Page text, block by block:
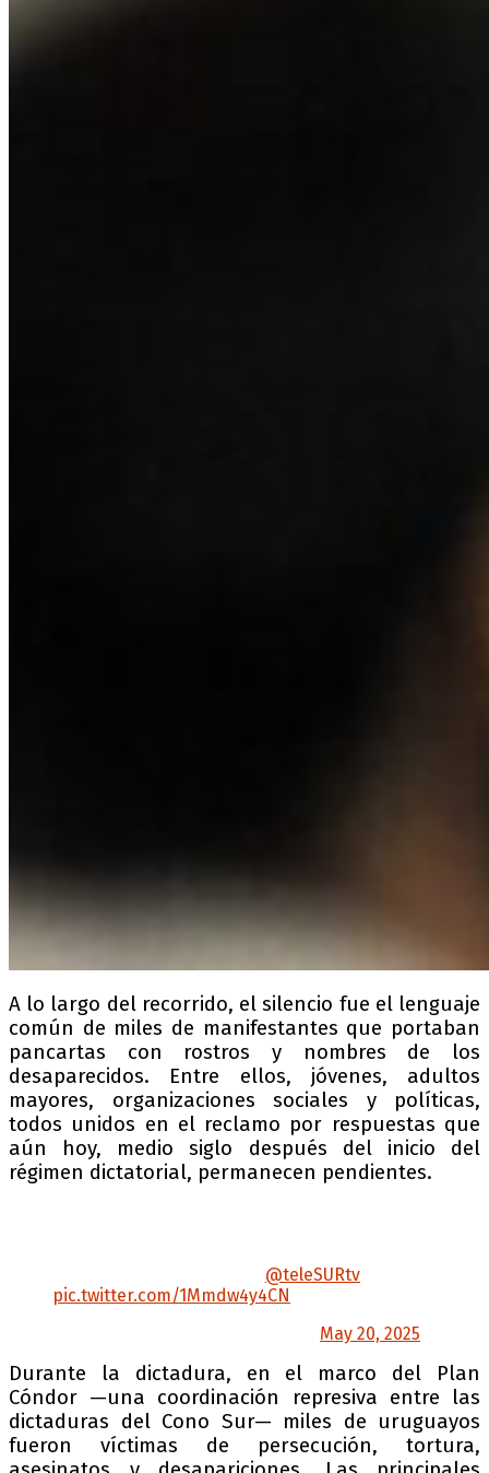
A lo largo del recorrido, el silencio fue el lenguaje
común de miles de manifestantes que portaban
pancartas con rostros y nombres de los
desaparecidos. Entre ellos, jóvenes, adultos
mayores, organizaciones sociales y políticas,
todos unidos en el reclamo por respuestas que
aún hoy, medio siglo después del inicio del
régimen dictatorial, permanecen pendientes.
@teleSURtv
pic.twitter.com/1Mmdw4y4CN
May 20, 2025
Durante la dictadura, en el marco del Plan
Cóndor —una coordinación represiva entre las
dictaduras del Cono Sur— miles de uruguayos
fueron víctimas de persecución, tortura,